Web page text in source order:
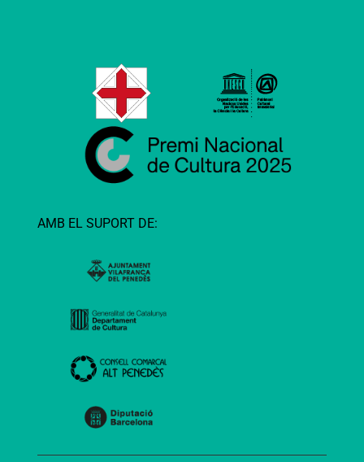
AMB EL SUPORT DE: